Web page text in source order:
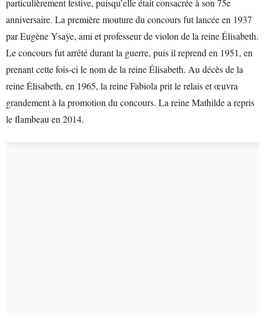
particulièrement festive, puisqu’elle était consacrée à son 75e
anniversaire. La première mouture du concours fut lancée en 1937
par Eugène Ysaÿe, ami et professeur de violon de la reine Élisabeth.
Le concours fut arrêté durant la guerre, puis il reprend en 1951, en
prenant cette fois-ci le nom de la reine Élisabeth. Au décès de la
reine Élisabeth, en 1965, la reine Fabiola prit le relais et œuvra
grandement à la promotion du concours. La reine Mathilde a repris
le flambeau en 2014.